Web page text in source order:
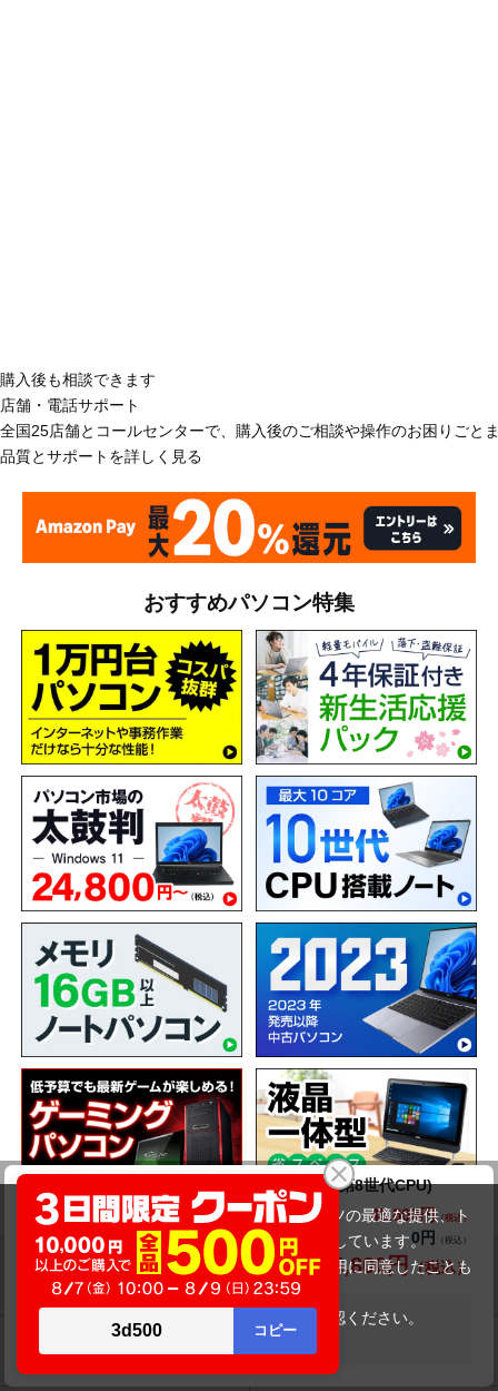
NEC LAVIE Note Standard NS700/JAR-E3(第8世代CPU)
商品価格(税込) 45,800円
オプション小計価格(税込)
0円
商品合計価格(税込)
45,800円
在庫がありません
購入後も相談できます
店舗・電話サポート
全国25店舗とコールセンターで、購入後のご相談や操作のお困りごと
品質とサポートを詳しく見る
おすすめパソコン特集
ショッピングガイド
送料について 交換・返品について
当サイトでは利用体験の向上およびコンテンツの最適な提供、ト
ラフィックの分析を目的としてCookieを使用しています。
サイトの閲覧を継続された場合、Cookieの利用に同意したことも
のといたします。
をご確認ください。
承諾する